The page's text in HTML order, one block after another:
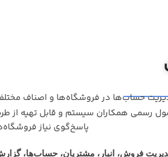
حساب‌ها در فروشگاه‌ها و اصناف
رسمی همکاران سیستم و قابل تهیه از
پاسخ‌گوی نیاز
فروش، انبار، مشتریان، حساب‌ها،